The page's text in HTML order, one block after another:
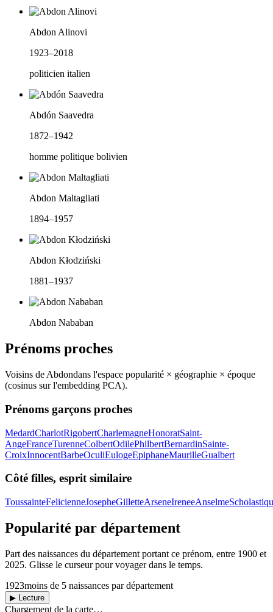
Abdon Alinovi
1923–2018
politicien italien
Abdón Saavedra
1872–1942
homme politique bolivien
Abdon Maltagliati
1894–1957
Abdon Kłodziński
1881–1937
Abdon Nababan
Prénoms proches
Voisins de Abdondans l'espace popularité × géographie × époque
(cosinus sur l'embedding PCA).
Prénoms garçons proches
MedardCharlotRigobertCharlemagneHonoratSaint-
AngeFranceTurenneColbertOdilePhilbertBernardinSainte-
CroixInnocentBarbeOculiEulogeEpiphaneMaurilleGualbert
Côté filles, esprit similaire
ToussainteFelicienneJosepheGilletteArseneIreneeAnselme
Popularité par département
Part des naissances du département portant ce prénom, entre 1900 et
2025. Glisse le curseur pour voyager dans le temps.
1923moins de 5 naissances par département
▶ Lecture
Chargement de la carte…